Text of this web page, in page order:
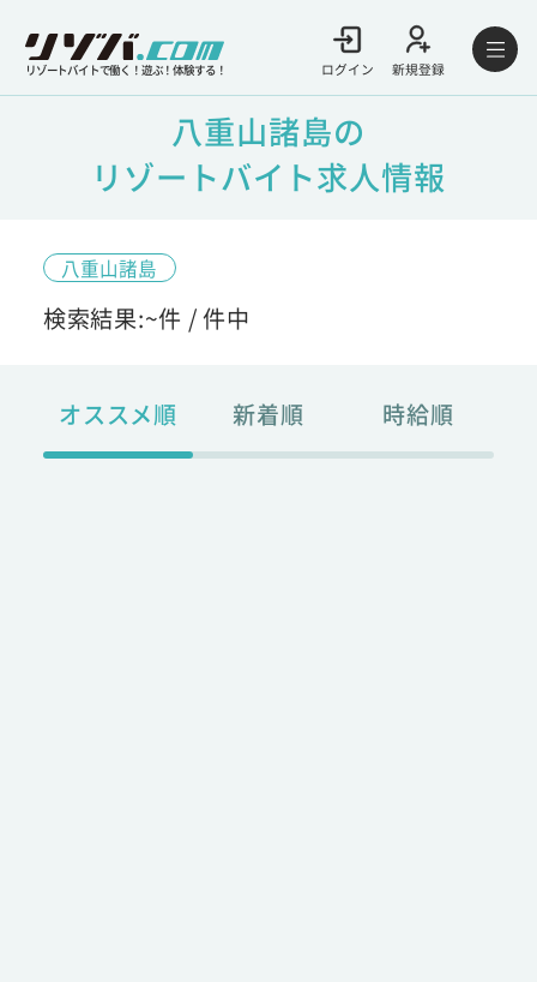
リゾートバイトで働く！遊ぶ！体験する！ ログイン 新規登録
八重山諸島の
リゾートバイト求人情報
八重山諸島
検索結果:~件 /件中
オススメ順 新着順 時給順